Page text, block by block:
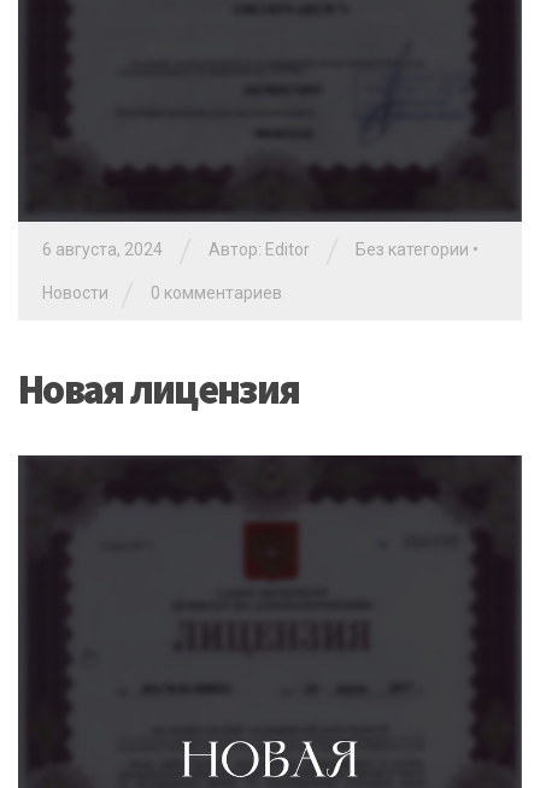
6 августа, 2024 Автор: Editor Без категории •
Новости 0 комментариев
Новая лицензия